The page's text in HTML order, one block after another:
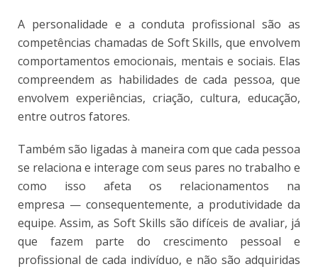
A personalidade e a conduta profissional são as
competências chamadas de Soft Skills, que envolvem
comportamentos emocionais, mentais e sociais. Elas
compreendem as habilidades de cada pessoa, que
envolvem experiências, criação, cultura, educação,
entre outros fatores.
Também são ligadas à maneira com que cada pessoa
se relaciona e interage com seus pares no trabalho e
como isso afeta os relacionamentos na
empresa — consequentemente, a produtividade da
equipe. Assim, as Soft Skills são difíceis de avaliar, já
que fazem parte do crescimento pessoal e
profissional de cada indivíduo, e não são adquiridas